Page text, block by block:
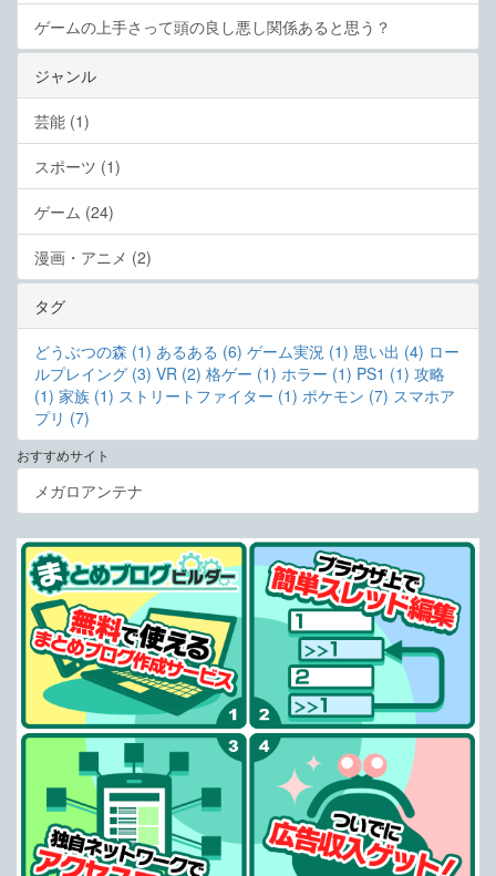
ゲームの上手さって頭の良し悪し関係あると思う？
ジャンル
芸能 (1)
スポーツ (1)
ゲーム (24)
漫画・アニメ (2)
タグ
どうぶつの森 (1) あるある (6) ゲーム実況 (1) 思い出 (4) ロー
ルプレイング (3) VR (2) 格ゲー (1) ホラー (1) PS1 (1) 攻略
(1) 家族 (1) ストリートファイター (1) ポケモン (7) スマホア
プリ (7)
おすすめサイト
メガロアンテナ